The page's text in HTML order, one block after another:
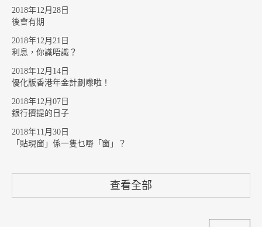
2018年12月28日
後會有期
2018年12月21日
利息，你識唔識？
2018年12月14日
優化版香港年金計劃嚟啦！
2018年12月07日
銀行擠提的日子
2018年11月30日
「貼現窗」係一隻乜嘢「窗」？
查看全部